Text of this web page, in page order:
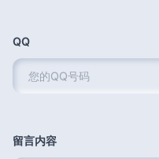
QQ
留言内容